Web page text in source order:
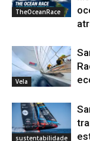
TheOceanRace
Vela
sustentabilidade